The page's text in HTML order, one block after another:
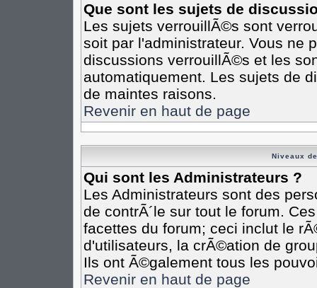
Que sont les sujets de
Les sujets verrouillÃ©s sont
soit par l'administrateur. Vous ne
discussions verrouillÃ©s et les
automatiquement. Les sujets de
de maintes raisons.
Revenir en haut de page
Niveaux
Qui sont les Administrateurs ?
Les Administrateurs sont des
de contrÃ´le sur tout le forum.
facettes du forum; ceci inclut le
d'utilisateurs, la crÃ©ation de
Ils ont Ã©galement tous les
Revenir en haut de page